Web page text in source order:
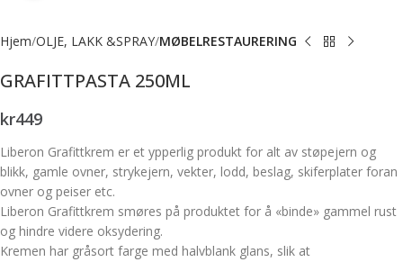
Hjem OLJE, LAKK &SPRAY MØBELRESTAURERING
GRAFITTPASTA 250ML
kr449
Liberon Grafittkrem er et ypperlig produkt for alt av støpejern og
blikk, gamle ovner, strykejern, vekter, lodd, beslag, skiferplater foran
ovner og peiser etc.
Liberon Grafittkrem smøres på produktet for å «binde» gammel rust
og hindre videre oksydering.
Kremen har gråsort farge med halvblank glans, slik at